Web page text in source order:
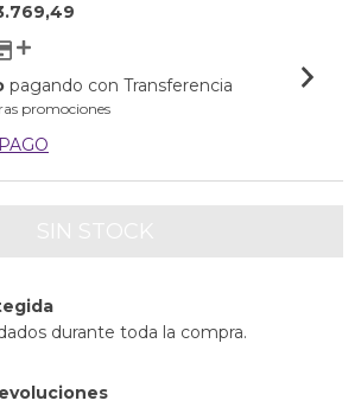
pagando con Transferencia
promociones
durante toda la compra.